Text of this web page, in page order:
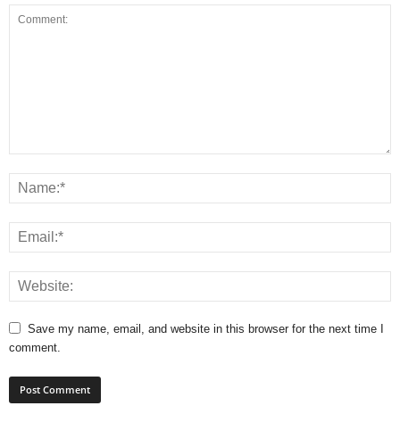
Save my name, email, and website in this browser for the next time I
comment.